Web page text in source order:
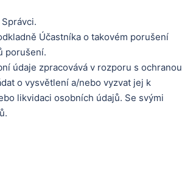
Účastníka o takovém porušení
porušení.
údaje zpracovává v rozporu s ochranou
o vysvětlení a/nebo vyzvat jej k
likvidaci osobních údajů. Se svými